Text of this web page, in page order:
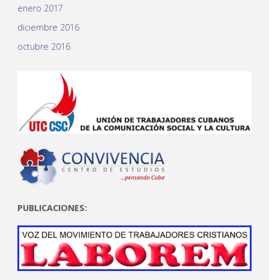
enero 2017
diciembre 2016
octubre 2016
PUBLICACIONES: